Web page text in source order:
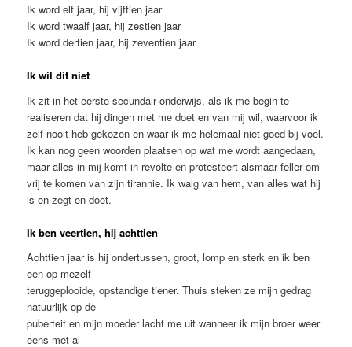
Ik word elf jaar, hij vijftien jaar
Ik word twaalf jaar, hij zestien jaar
Ik word dertien jaar, hij zeventien jaar
Ik wil dit niet
Ik zit in het eerste secundair onderwijs, als ik me begin te
realiseren dat hij dingen met me doet en van mij wil, waarvoor ik
zelf nooit heb gekozen en waar ik me helemaal niet goed bij voel.
Ik kan nog geen woorden plaatsen op wat me wordt aangedaan,
maar alles in mij komt in revolte en protesteert alsmaar feller om
vrij te komen van zijn tirannie. Ik walg van hem, van alles wat hij
is en zegt en doet.
Ik ben veertien, hij achttien
Achttien jaar is hij ondertussen, groot, lomp en sterk en ik ben
een op mezelf
teruggeplooide, opstandige tiener. Thuis steken ze mijn gedrag
natuurlijk op de
puberteit en mijn moeder lacht me uit wanneer ik mijn broer weer
eens met al